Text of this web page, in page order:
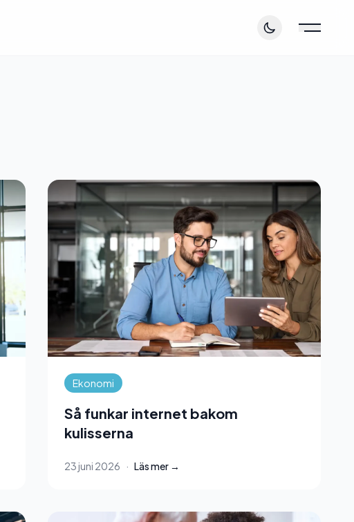
Ekonomi
Så funkar internet bakom
kulisserna
23 juni 2026 · Läs mer →